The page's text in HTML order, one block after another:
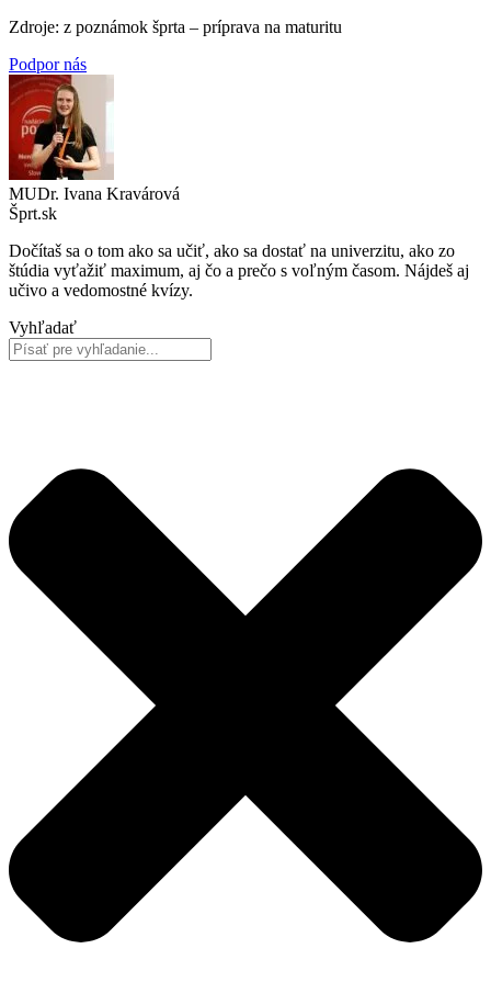
Zdroje: z poznámok šprta – príprava na maturitu
Podpor nás
MUDr. Ivana Kravárová
Šprt.sk
Dočítaš sa o tom ako sa učiť, ako sa dostať na univerzitu, ako zo
štúdia vyťažiť maximum, aj čo a prečo s voľným časom. Nájdeš aj
učivo a vedomostné kvízy.
Vyhľadať